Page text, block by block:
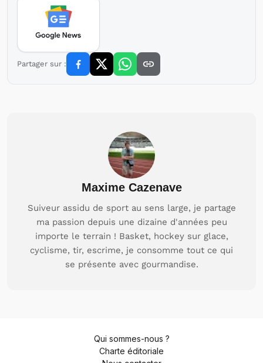
Partager sur :
Maxime Cazenave
Suiveur assidu de sport au sens large, je partage
ma passion depuis une dizaine d'années peu
importe le terrain ! Basket, hockey sur glace,
cyclisme, tir, escrime, je consomme tout ce qui
se présente avec gourmandise.
Qui sommes-nous ?
Charte éditoriale